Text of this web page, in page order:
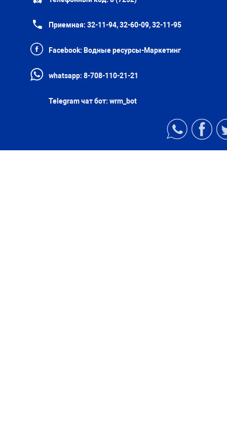
Приемная: 32-11-94, 32-60-09, 32-11-95
Facebook: Водные ресурсы-Маркетинг
whatsapp: 8-708-110-21-21
Telegram чат бот: wrm_bot